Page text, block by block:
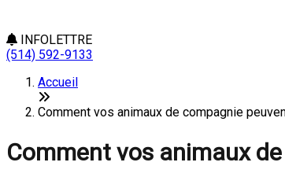
INFOLETTRE
(514) 592-9133
Accueil
Comment vos animaux de compagnie
Comment vos animaux